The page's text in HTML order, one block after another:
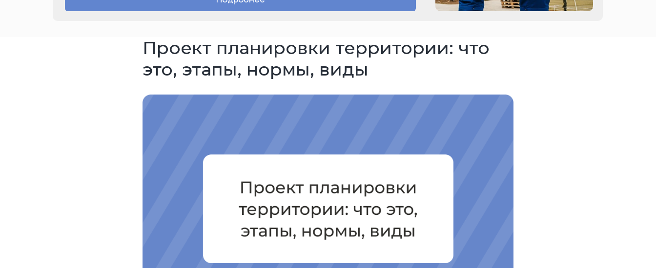
Комплексное обследование
зданий и сооружений
Проект планировки территории: что
это, этапы, нормы, виды